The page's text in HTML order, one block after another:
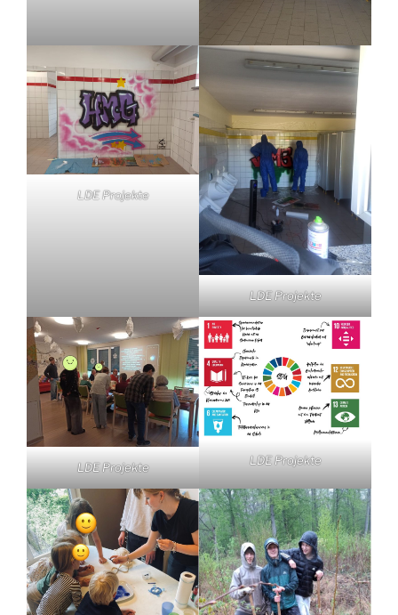
LDE Projekte
LDE Projekte
LDE Projekte
LDE Projekte